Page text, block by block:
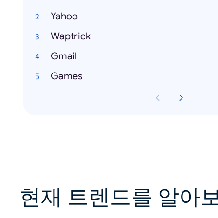
Yahoo
Waptrick
Gmail
Games
현재 트렌드를 알아